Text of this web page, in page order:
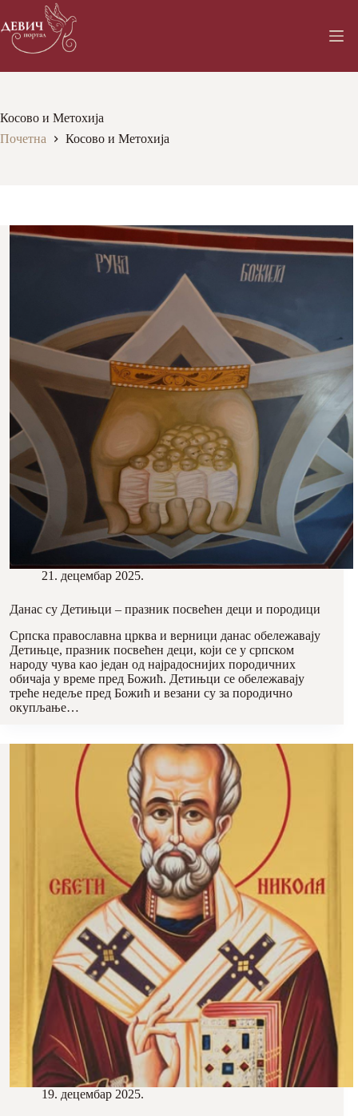
to
content
Косово и Метохија
Почетна
Косово и Метохија
21. децембар 2025.
Данас су Детињци – празник посвећен деци и породици
Српска православна црква и верници данас обележавају
Детињце, празник посвећен деци, који се у српском
народу чува као један од најрадоснијих породичних
обичаја у време пред Божић. Детињци се обележавају
треће недеље пред Божић и везани су за породично
окупљање…
19. децембар 2025.